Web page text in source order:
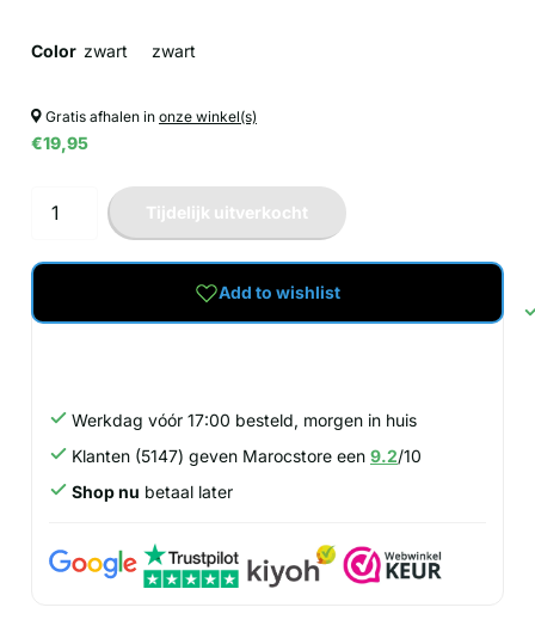
Color zwart zwart
Gratis afhalen in onze winkel(s)
€19,95
Tijdelijk uitverkocht
Add to wishlist
Werkdag vóór 17:00 besteld, morgen in huis
Klanten (5147) geven Marocstore een 9.2/10
Shop nu betaal later